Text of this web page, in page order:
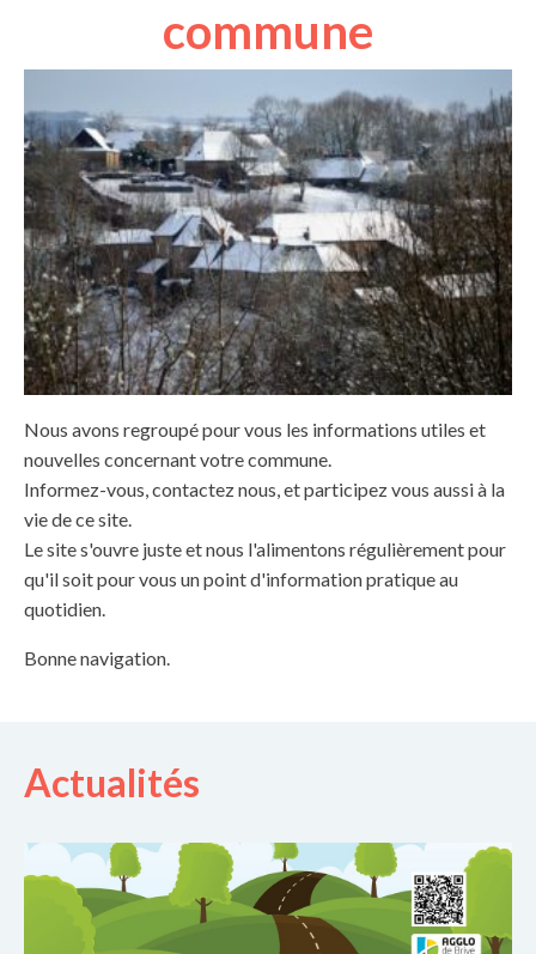
commune
Nous avons regroupé pour vous les informations utiles et
nouvelles concernant votre commune.
Informez-vous, contactez nous, et participez vous aussi à la
vie de ce site.
Le site s'ouvre juste et nous l'alimentons régulièrement pour
qu'il soit pour vous un point d'information pratique au
quotidien.
Bonne navigation.
Actualités